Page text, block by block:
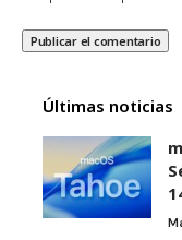
Últimas noticias